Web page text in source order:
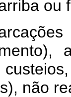
ou
não